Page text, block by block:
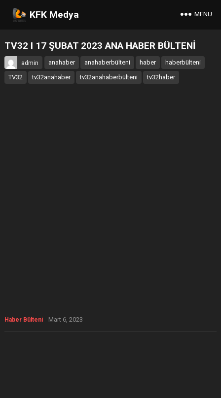
KFK Medya MENU
TV32 I 17 ŞUBAT 2023 ANA HABER BÜLTENİ
admin anahaber anahaberbülteni haber
haberbülteni
TV32
tv32anahaber tv32anahaberbülteni tv32haber
Haber Bülteni Mart 6, 2023